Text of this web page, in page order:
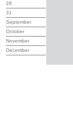
28
31
September
October
November
December